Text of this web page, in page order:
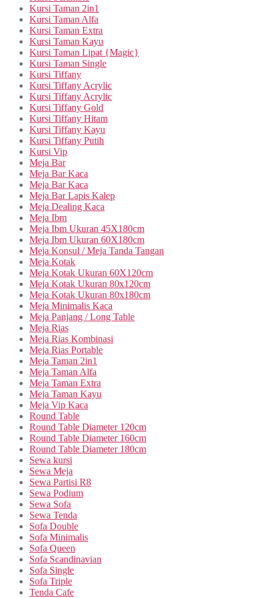
Kursi Taman 2in1
Kursi Taman Alfa
Kursi Taman Extra
Kursi Taman Kayu
Kursi Taman Lipat {Magic}
Kursi Taman Single
Kursi Tiffany
Kursi Tiffany Acrylic
Kursi Tiffany Acrylic
Kursi Tiffany Gold
Kursi Tiffany Hitam
Kursi Tiffany Kayu
Kursi Tiffany Putih
Kursi Vip
Meja Bar
Meja Bar Kaca
Meja Bar Kaca
Meja Bar Lapis Kalep
Meja Dealing Kaca
Meja Ibm
Meja Ibm Ukuran 45X180cm
Meja Ibm Ukuran 60X180cm
Meja Konsul / Meja Tanda Tangan
Meja Kotak
Meja Kotak Ukuran 60X120cm
Meja Kotak Ukuran 80x120cm
Meja Kotak Ukuran 80x180cm
Meja Minimalis Kaca
Meja Panjang / Long Table
Meja Rias
Meja Rias Kombinasi
Meja Rias Portable
Meja Taman 2in1
Meja Taman Alfa
Meja Taman Extra
Meja Taman Kayu
Meja Vip Kaca
Round Table
Round Table Diameter 120cm
Round Table Diameter 160cm
Round Table Diameter 180cm
Sewa kursi
Sewa Meja
Sewa Partisi R8
Sewa Podium
Sewa Sofa
Sewa Tenda
Sofa Double
Sofa Minimalis
Sofa Queen
Sofa Scandinavian
Sofa Single
Sofa Triple
Tenda Cafe